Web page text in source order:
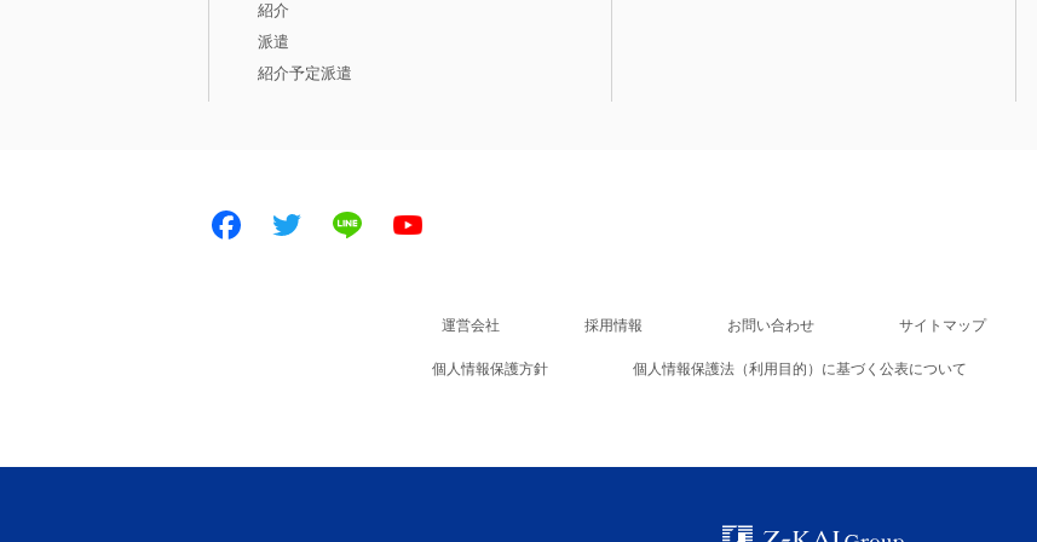
紹介
派遣
紹介予定派遣
Facebook Twitter LINE
運営会社 採用情報 お問い合わせ サイトマップ
個人情報保護方針 個人情報保護法（利用目的）に基づく公表について